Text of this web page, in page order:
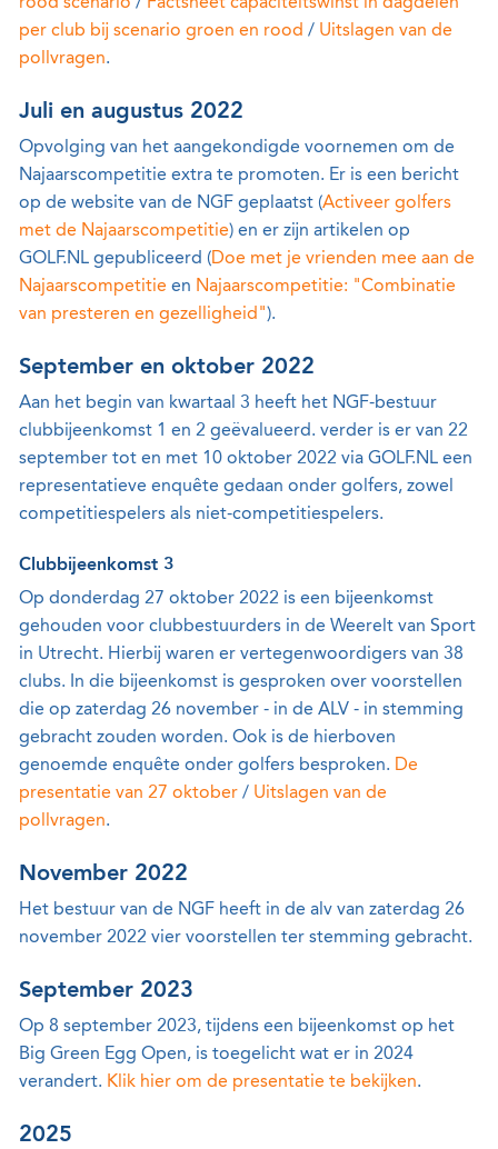
per club bij scenario groen en rood / Uitslagen van de
pollvragen.
Juli en augustus 2022
Opvolging van het aangekondigde voornemen om de
Najaarscompetitie extra te promoten. Er is een bericht
op de website van de NGF geplaatst (Activeer golfers
met de Najaarscompetitie) en er zijn artikelen op
GOLF.NL gepubliceerd (Doe met je vrienden mee aan de
Najaarscompetitie en Najaarscompetitie: "Combinatie
van presteren en gezelligheid").
September en oktober 2022
Aan het begin van kwartaal 3 heeft het NGF-bestuur
clubbijeenkomst 1 en 2 geëvalueerd. verder is er van 22
september tot en met 10 oktober 2022 via GOLF.NL een
representatieve enquête gedaan onder golfers, zowel
competitiespelers als niet-competitiespelers.
Clubbijeenkomst 3
Op donderdag 27 oktober 2022 is een bijeenkomst
gehouden voor clubbestuurders in de Weerelt van Sport
in Utrecht. Hierbij waren er vertegenwoordigers van 38
clubs. In die bijeenkomst is gesproken over voorstellen
die op zaterdag 26 november - in de ALV - in stemming
gebracht zouden worden. Ook is de hierboven
genoemde enquête onder golfers besproken. De
presentatie van 27 oktober / Uitslagen van de
pollvragen.
November 2022
Het bestuur van de NGF heeft in de alv van zaterdag 26
november 2022 vier voorstellen ter stemming gebracht.
September 2023
Op 8 september 2023, tijdens een bijeenkomst op het
Big Green Egg Open, is toegelicht wat er in 2024
verandert. Klik hier om de presentatie te bekijken.
2025